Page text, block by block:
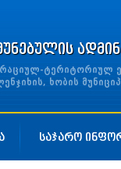
ტერიტორიულ
ხობის
საჯარო